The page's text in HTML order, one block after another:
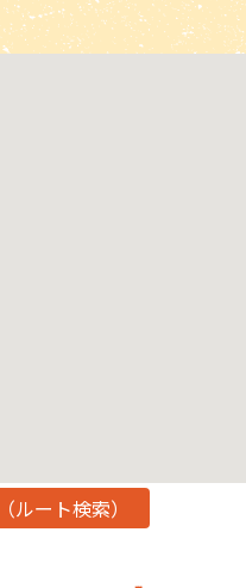
ート検索）